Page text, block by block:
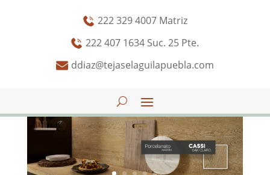
222 329 4007 Matriz
222 407 1634 Suc. 25 Pte.
ddiaz@tejaselaguilapuebla.com